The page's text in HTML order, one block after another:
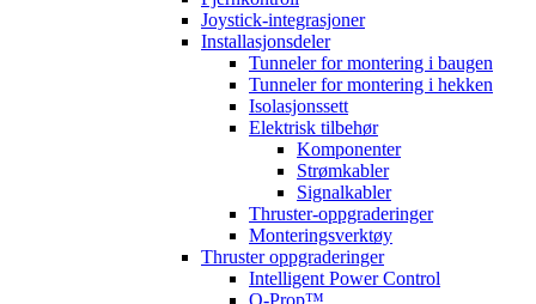
Joystick-integrasjoner
Installasjonsdeler
Tunneler for montering i baugen
Tunneler for montering i hekken
Isolasjonssett
Elektrisk tilbehør
Komponenter
Strømkabler
Signalkabler
Thruster-oppgraderinger
Monteringsverktøy
Thruster oppgraderinger
Intelligent Power Control
Q-Prop™